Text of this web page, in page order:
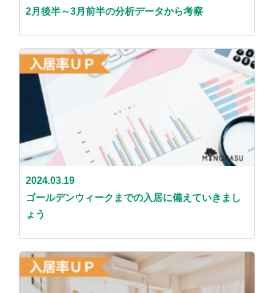
2月後半～3月前半の分析データから考察
2024.03.19
ゴールデンウィークまでの入居に備えていきまし
ょう